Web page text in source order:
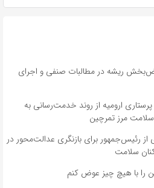
ریشه در مطالبات صنفی و اجرای
ارومیه از روند خدمت‌رسانی به
مرز تمرچین
رئیس‌جمهور برای بازنگری عدالت‌محور در
سلامت
را با هیچ چیز عوض کنم